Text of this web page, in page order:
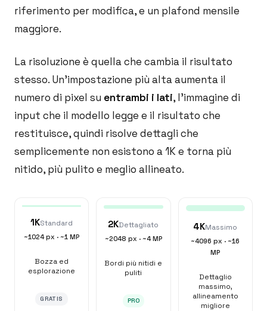
riferimento per modifica, e un plafond mensile
maggiore.
La risoluzione è quella che cambia il risultato
stesso. Un'impostazione più alta aumenta il
numero di pixel su entrambi i lati, l'immagine di
input che il modello legge e il risultato che
restituisce, quindi risolve dettagli che
semplicemente non esistono a 1K e torna più
nitido, più pulito e meglio allineato.
1KStandard
~1024 px · ~1 MP
Bozza ed
esplorazione
GRATIS
2KDettagliato
~2048 px · ~4 MP
Bordi più nitidi e
puliti
PRO
4KMassimo
~4096 px · ~16
MP
Dettaglio
massimo,
allineamento
migliore